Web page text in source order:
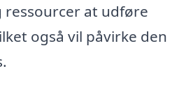
ressourcer at udføre
også vil påvirke den